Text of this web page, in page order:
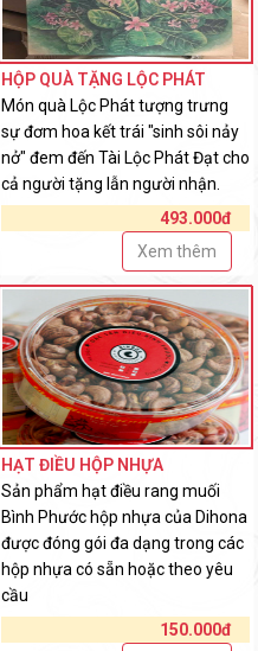
HỘP QUÀ TẶNG LỘC PHÁT
Món quà Lộc Phát tượng trưng
sự đơm hoa kết trái "sinh sôi nảy
nở" đem đến Tài Lộc Phát Đạt cho
cả người tặng lẫn người nhận.
493.000đ
Xem thêm
HẠT ĐIỀU HỘP NHỰA
Sản phẩm hạt điều rang muối
Bình Phước hộp nhựa của Dihona
được đóng gói đa dạng trong các
hộp nhựa có sẵn hoặc theo yêu
cầu
150.000đ